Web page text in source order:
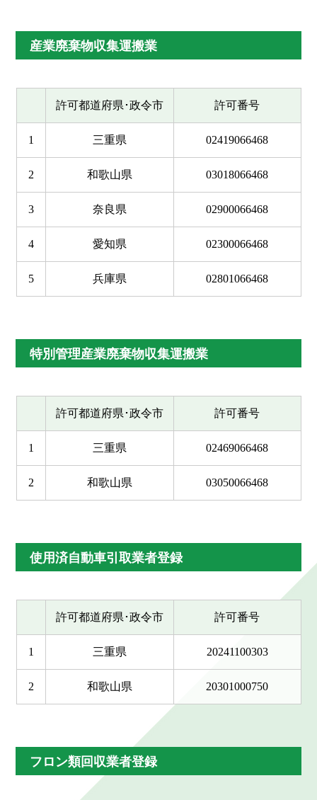
産業廃棄物収集運搬業
許可都道府県･政令市 許可番号
1 三重県 02419066468
2 和歌山県 03018066468
3 奈良県 02900066468
4 愛知県 02300066468
5 兵庫県 02801066468
特別管理産業廃棄物収集運搬業
許可都道府県･政令市 許可番号
1 三重県 02469066468
2 和歌山県 03050066468
使用済自動車引取業者登録
許可都道府県･政令市 許可番号
1 三重県 20241100303
2 和歌山県 20301000750
フロン類回収業者登録